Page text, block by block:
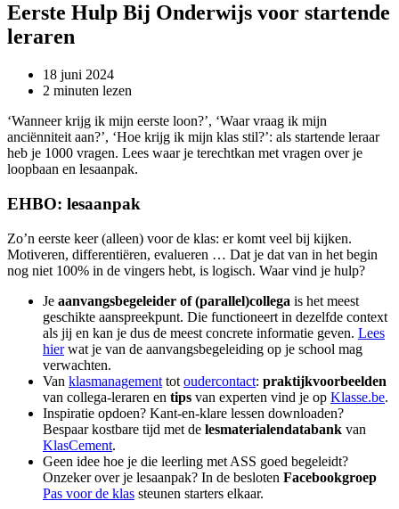
Eerste Hulp Bij Onderwijs voor startende
leraren
18 juni 2024
2 minuten lezen
‘Wanneer krijg ik mijn eerste loon?’, ‘Waar vraag ik mijn
anciënniteit aan?’, ‘Hoe krijg ik mijn klas stil?’: als startende leraar
heb je 1000 vragen. Lees waar je terechtkan met vragen over je
loopbaan en lesaanpak.
EHBO: lesaanpak
Zo’n eerste keer (alleen) voor de klas: er komt veel bij kijken.
Motiveren, differentiëren, evalueren … Dat je dat van in het begin
nog niet 100% in de vingers hebt, is logisch. Waar vind je hulp?
Je aanvangsbegeleider of (parallel)collega is het meest
geschikte aanspreekpunt. Die functioneert in dezelfde context
als jij en kan je dus de meest concrete informatie geven. Lees
hierwat je van de aanvangsbegeleiding op je school mag
verwachten.
Van klasmanagement tot oudercontact: praktijkvoorbeelden
van collega-leraren en tips van experten vind je op Klasse.be.
Inspiratie opdoen? Kant-en-klare lessen downloaden?
Bespaar kostbare tijd met de lesmaterialendatabank van
KlasCement.
Geen idee hoe je die leerling met ASS goed begeleidt?
Onzeker over je lesaanpak? In de besloten Facebookgroep
Pas voor de klas steunen starters elkaar.